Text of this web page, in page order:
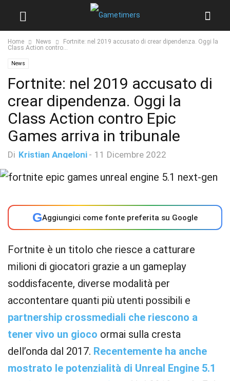
Home News
Fortnite: nel 2019 accusato di crear dipendenza. Oggi la
Class Action contro...
News
Fortnite: nel 2019 accusato di
crear dipendenza. Oggi la
Class Action contro Epic
Games arriva in tribunale
Di Kristian Angeloni - 11 Dicembre 2022
GAggiungici come fonte preferita su Google
Fortnite è un titolo che riesce a catturare
milioni di giocatori grazie a un gameplay
soddisfacente, diverse modalità per
accontentare quanti più utenti possibili e
partnership crossmediali che riescono a
tener vivo un gioco ormai sulla cresta
dell’onda dal 2017. Recentemente ha anche
mostrato le potenzialità di Unreal Engine 5.1